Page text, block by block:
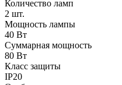
Количество ламп
2 шт.
Мощность лампы
40 Вт
Суммарная мощность
80 Вт
Класс защиты
IP20